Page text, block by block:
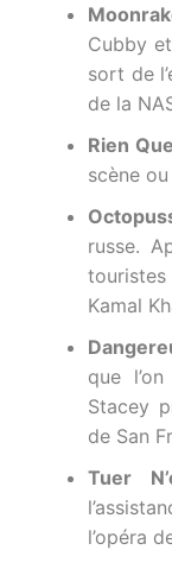
Cubby
sort de
de la
Rien
scène
russe.
touristes
Kamal
que
Stacey
de San
Tuer
l’opéra